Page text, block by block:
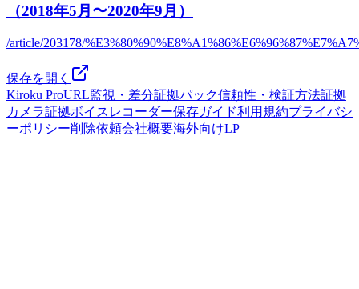
（2018年5月〜2020年9月）
/article/203178/
保存を開く
Kiroku ProURL監視・差分証拠パック信頼性・検証方法証拠
カメラ証拠ボイスレコーダー保存ガイド利用規約プライバシ
ーポリシー削除依頼会社概要海外向けLP